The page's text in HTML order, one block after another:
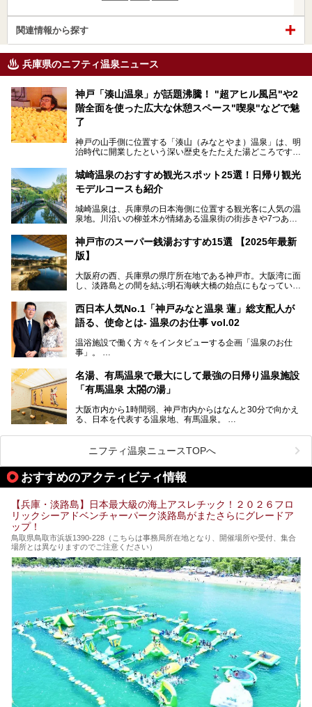
関連情報から探す
兵庫県のニフティ温泉ニュース
神戸「湊山温泉」が話題沸騰！ "超アヒル風呂"や2
階全面を使った広大な休憩スペース"喫泉"などで魅
了
神戸の山手側に位置する「湊山（みなとやま）温泉」は、明
治時代に開業したという深い歴史をたたえた湯どころです。
っぱいに浮かぶアヒルちゃん。さらに、ゆったりくつろげて
コワーキングも可能な休憩スペースも人気に。斬新な企画や
設備で人々をアッと驚かせる湊山温泉の魅力をリポートしま
城崎温泉のおすすめ観光スポット25選！日帰り観光
モデルコースも紹介
城崎温泉は、兵庫県の日本海側に位置する観光客に人気の温
泉地。川沿いの柳並木が情緒ある温泉街の街歩きや7つある
られています。鉄道の駅から温泉街が近く、歩いて回るのに
ちょうどよい規模で、日帰りでの訪問にもおすすめです。
の観光スポットをピックアップ。温泉やご当地グルメなどを
盛り込んだ日帰り観光モデルコースも紹介しているので、ぜ
神戸市のスーパー銭湯おすすめ15選 【2025年最新
版】
大阪府の西、兵庫県の県庁所在地である神戸市。大阪湾に面
し、淡路島との間を結ぶ明石海峡大橋の始点にもなっていま
華街をはじめ、きらびやかに発展したハーバーランドなど、
人気観光スポットもめじろ押しです。
そして、温泉好きの視点から見ると、神戸市といえば何とい
湯です。そのお湯をリーズナブルに体験できる健康ランドや
スーパー銭湯があったら……。今回はそんな希望に沿う施設
きます！
西日本人気No.1「神戸みなと温泉 蓮」総支配人が
語る、使命とは- 温泉のお仕事 vol.02
温浴施設で働く方々をインタビューする企画「温泉のお仕
事」。
ング西日本1位、2年連続「ベストオブ宿泊賞」に輝いた
「神戸みなと温泉 蓮」の魅力に迫りました！
名湯、有馬温泉で最大にして最強の日帰り温泉施設
「有馬温泉 太閤の湯」
大阪市内から1時間弱、神戸市内からはなんと30分で向かえ
る、日本を代表する温泉地、有馬温泉。
有名な「金泉」と「銀泉」に加え、人工のの炭酸泉まで楽し
める、ある意味「最強」ともいえる施設です。
今回は自慢のお湯をメインにその魅力の数々を紹介します！
ニフティ温泉ニュースTOPへ
おすすめのアクティビティ情報
【兵庫・淡路島】日本最大級の海上アスレチック！２０２６フロ
リックシーアドベンチャーパーク淡路島がまたさらにグレードア
ップ！
鳥取県鳥取市浜坂1390‐228（こちらは事務局所在地となり、開催場所や受付、集合
場所とは異なりますのでご注意ください）